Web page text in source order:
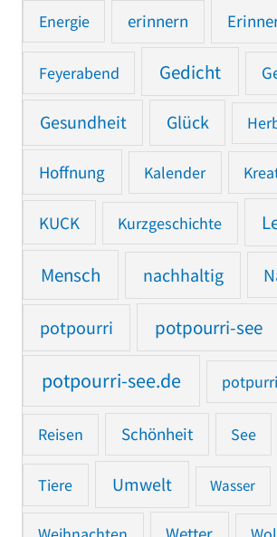
Energie erinnern
Feyerabend Gedicht
Gesundheit Glück
Hoffnung Kalender
KUCK Kurzgeschichte
Mensch nachhaltig
potpourri potpourri-see
potpourri-see.de
Reisen Schönheit See
Tiere Umwelt Wasser